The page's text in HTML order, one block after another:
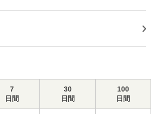
7
日間
30
日間
100
日間